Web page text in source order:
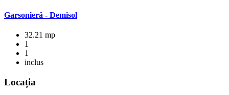
Garsonieră - Demisol
32.21 mp
1
1
inclus
Locația